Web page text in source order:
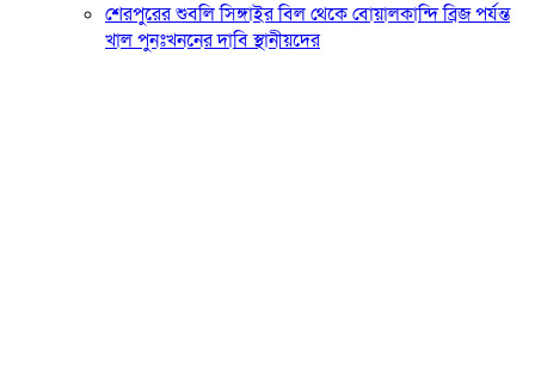
শেরপুরের শুবলি সিঙ্গাইর বিল থেকে বোয়ালকান্দি ব্রিজ পর্যন্ত
খাল পুনঃখননের দাবি স্থানীয়দের